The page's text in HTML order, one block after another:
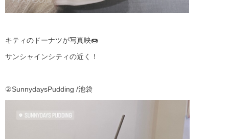
キティのドーナツが写真映🍩
サンシャインシティの近く！
②SunnydaysPudding /池袋